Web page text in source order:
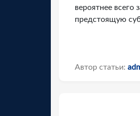
вероятнее
предстоящую
Автор статьи: